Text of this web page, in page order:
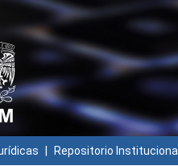
Repositorio Institucional